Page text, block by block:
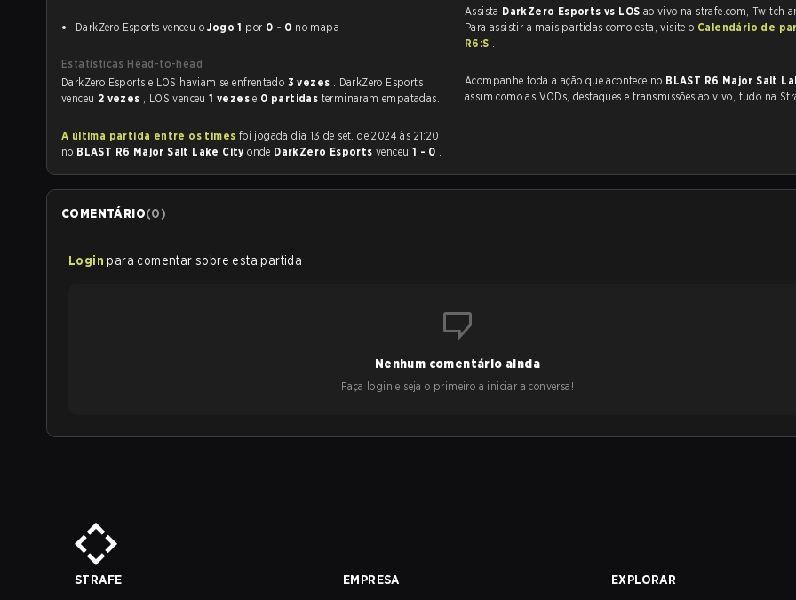
DarkZero Esports venceu oJogo 1 por 0 - 0 no mapa
Estatísticas Head-to-head
DarkZero Esports e LOS haviam se enfrentado 3 vezes . DarkZero Esports
venceu 2 vezes , LOS venceu1 vezese 0 partidas terminaram empatadas.
A última partida entre os times
no BLAST R6 Major Salt Lake Cityonde DarkZero Esports venceu 1 - 0 .
Assista DarkZero Esports vs LOS ao vivo na strafe.com, Twitch
Para assistir a mais partidas como esta, visite o Calendário de
R6:S .
Acompanhe toda a ação que acontece no BLAST R6 Major Salt
assim como as VODs, destaques e transmissões ao vivo, tudo na
COMENTÁRIO(0)
Login para comentar sobre esta partida
Nenhum comentário ainda
Faça login e seja o primeiro a iniciar a conversa!
STRAFE
EMPRESA
EXPLORAR